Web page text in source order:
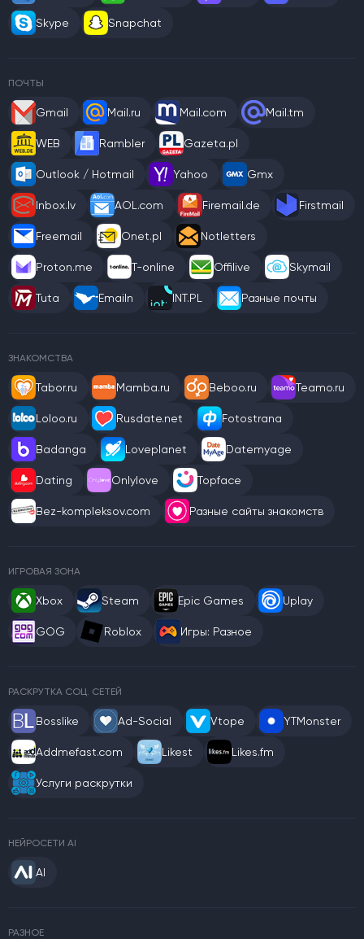
Skype Snapchat
ПОЧТЫ
Gmail Mail.ru Mail.com Mail.tm
WEB Rambler Gazeta.pl
Outlook / Hotmail Yahoo Gmx
Inbox.lv AOL.com Firemail.de Firstmail
Freemail Onet.pl Notletters
Proton.me T-online Offilive Skymail
Tuta Emailn INT.PL Разные почты
ЗНАКОМСТВА
Tabor.ru Mamba.ru Beboo.ru Teamo.ru
Loloo.ru Rusdate.net Fotostrana
Badanga Loveplanet Datemyage
Dating Onlylove Topface
Bez-kompleksov.com Разные сайты знакомств
ИГРОВАЯ ЗОНА
Xbox Steam Epic Games Uplay
GOG Roblox Игры: Разное
РАСКРУТКА СОЦ. СЕТЕЙ
Bosslike Ad-Social Vtope YTMonster
Addmefast.com Likest Likes.fm
Услуги раскрутки
НЕЙРОСЕТИ AI
AI
РАЗНОЕ